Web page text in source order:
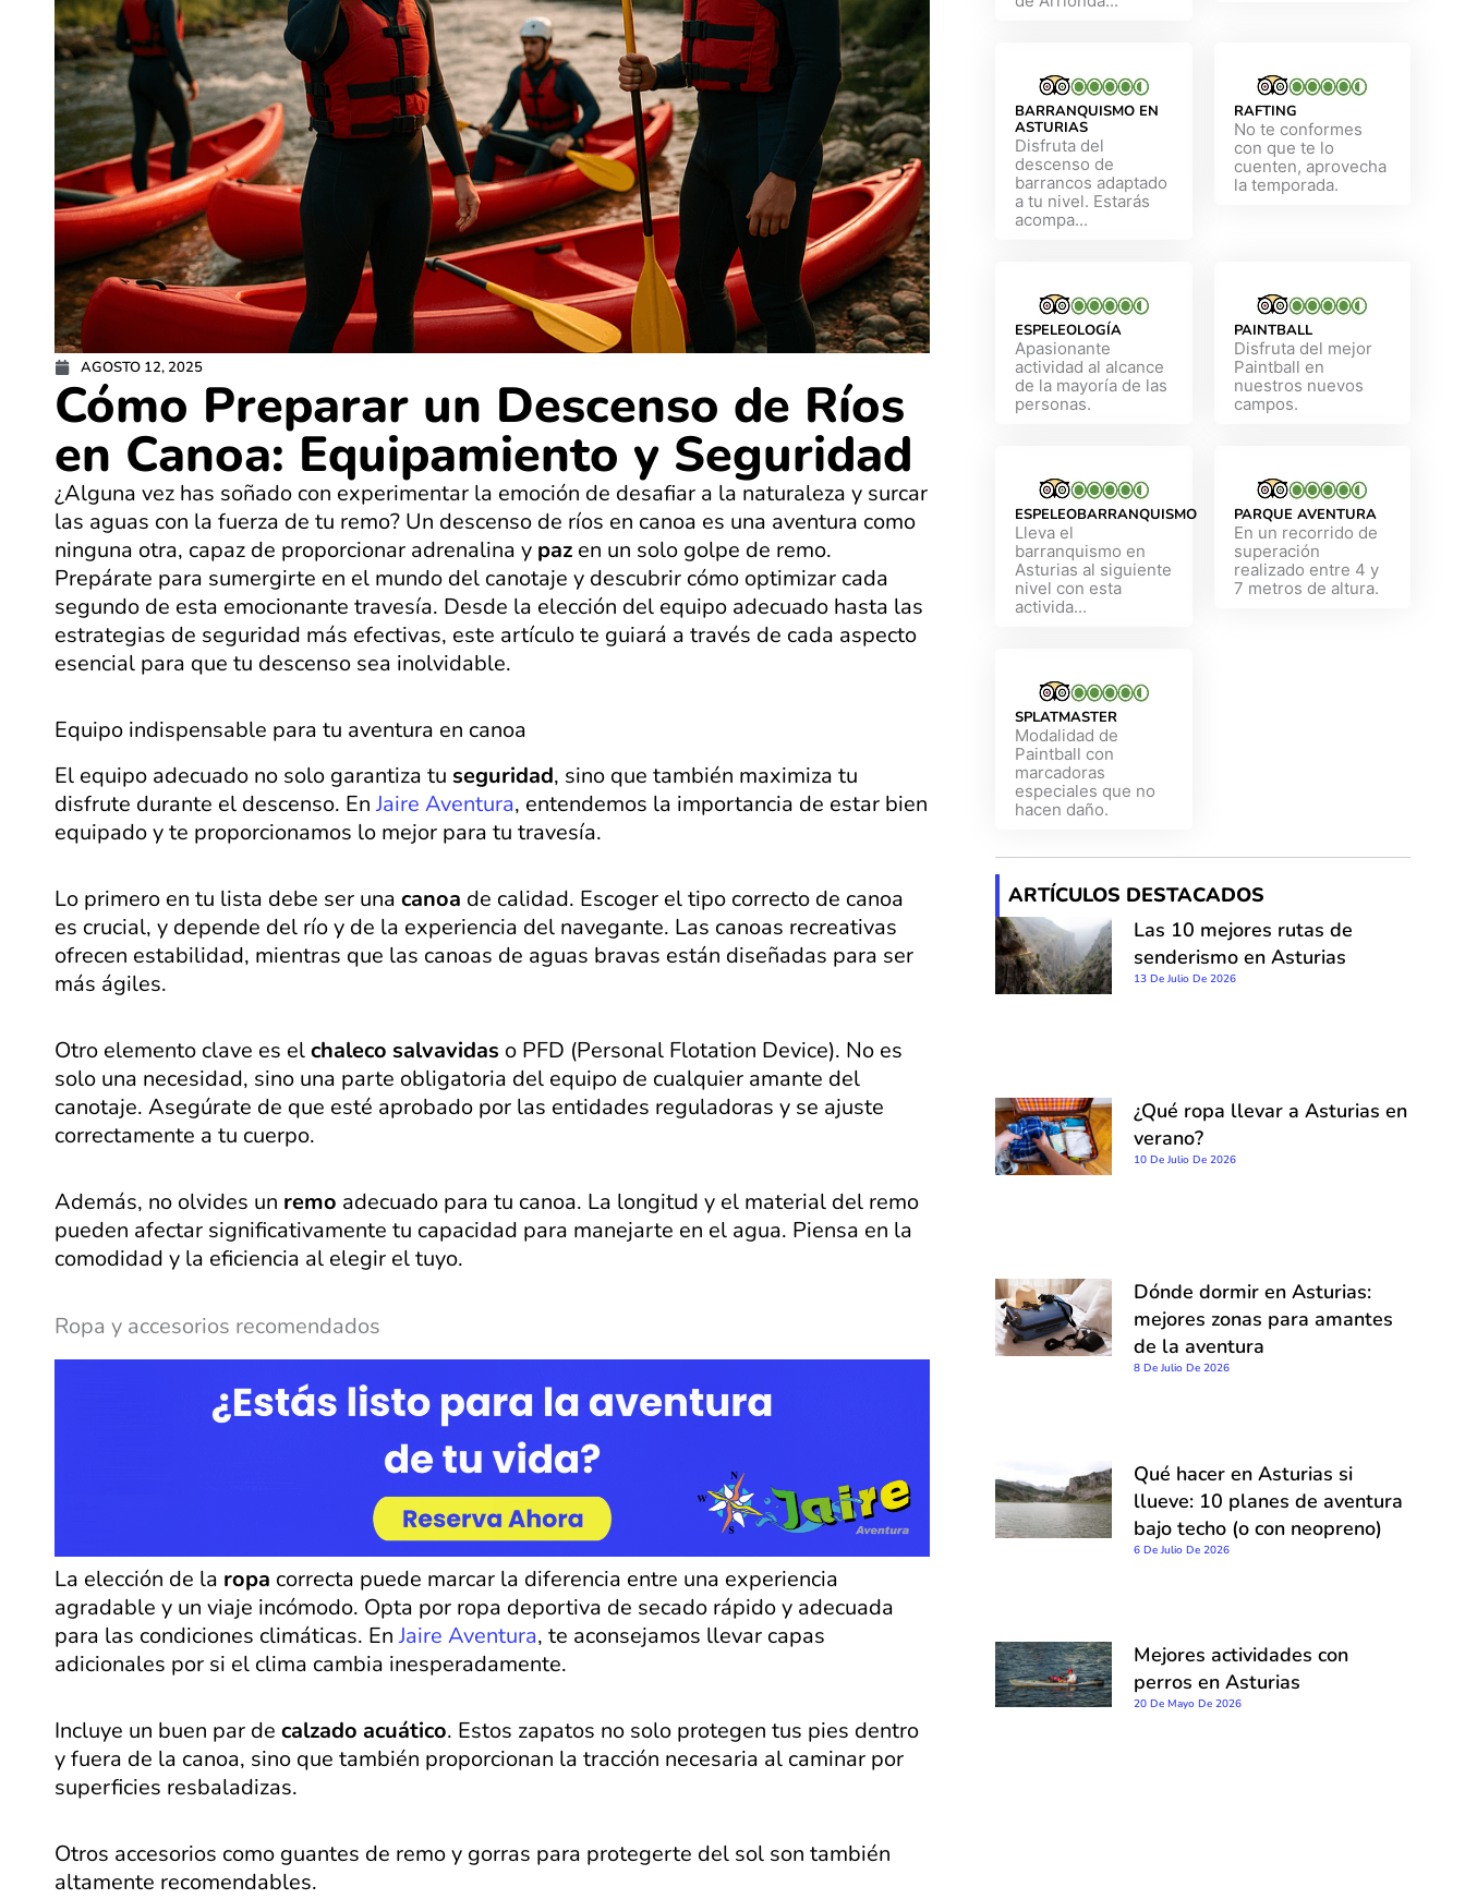
AGOSTO 12, 2025
Cómo Preparar un Descenso de Ríos
en Canoa: Equipamiento y Seguridad
¿Alguna vez has soñado con experimentar la emoción de desafiar a la naturaleza y surcar
las aguas con la fuerza de tu remo? Un descenso de ríos en canoa es una aventura como
ninguna otra, capaz de proporcionar adrenalina y paz en un solo golpe de remo.
Prepárate para sumergirte en el mundo del canotaje y descubrir cómo optimizar cada
segundo de esta emocionante travesía. Desde la elección del equipo adecuado hasta las
estrategias de seguridad más efectivas, este artículo te guiará a través de cada aspecto
esencial para que tu descenso sea inolvidable.
Equipo indispensable para tu aventura en canoa
El equipo adecuado no solo garantiza tu seguridad, sino que también maximiza tu
disfrute durante el descenso. EnJaire Aventura, entendemos la importancia de estar bien
equipado y te proporcionamos lo mejor para tu travesía.
Lo primero en tu lista debe ser una canoa de calidad. Escoger el tipo correcto de canoa
es crucial, y depende del río y de la experiencia del navegante. Las canoas recreativas
ofrecen estabilidad, mientras que las canoas de aguas bravas están diseñadas para ser
más ágiles.
Otro elemento clave es elchaleco salvavidas o PFD (Personal Flotation Device). No es
solo una necesidad, sino una parte obligatoria del equipo de cualquier amante del
canotaje. Asegúrate de que esté aprobado por las entidades reguladoras y se ajuste
correctamente a tu cuerpo.
Además, no olvides un remo adecuado para tu canoa. La longitud y el material del remo
pueden afectar significativamente tu capacidad para manejarte en el agua. Piensa en la
comodidad y la eficiencia al elegir el tuyo.
Ropa y accesorios recomendados
La elección de la ropa correcta puede marcar la diferencia entre una experiencia
agradable y un viaje incómodo. Opta por ropa deportiva de secado rápido y adecuada
para las condiciones climáticas. EnJaire Aventura, te aconsejamos llevar capas
adicionales por si el clima cambia inesperadamente.
Incluye un buen par de calzado acuático. Estos zapatos no solo protegen tus pies dentro
y fuera de la canoa, sino que también proporcionan la tracción necesaria al caminar por
superficies resbaladizas.
Otros accesorios como guantes de remo y gorras para protegerte del sol son también
altamente recomendables.
BARRANQUISMO EN
ASTURIAS
Disfruta del
descenso de
barrancos adaptado
a tu nivel. Estarás
acompa...
RAFTING
No te conformes
con que te lo
cuenten, aprovecha
la temporada.
ESPELEOLOGÍA
Apasionante
actividad al alcance
de la mayoría de las
personas.
PAINTBALL
Disfruta del mejor
Paintball en
nuestros nuevos
campos.
ESPELEOBARRANQUISMO
Lleva el
barranquismo en
Asturias al siguiente
nivel con esta
activida...
PARQUE AVENTURA
En un recorrido de
superación
realizado entre 4 y
7 metros de altura.
SPLATMASTER
Modalidad de
Paintball con
marcadoras
especiales que no
hacen daño.
ARTÍCULOS DESTACADOS
Las 10 mejores rutas de
senderismo en Asturias
13 De Julio De 2026
¿Qué ropa llevar a Asturias en
verano?
10 De Julio De 2026
Dónde dormir en Asturias:
mejores zonas para amantes
de la aventura
8 De Julio De 2026
Qué hacer en Asturias si
llueve: 10 planes de aventura
bajo techo (o con neopreno)
6 De Julio De 2026
Mejores actividades con
perros en Asturias
20 De Mayo De 2026